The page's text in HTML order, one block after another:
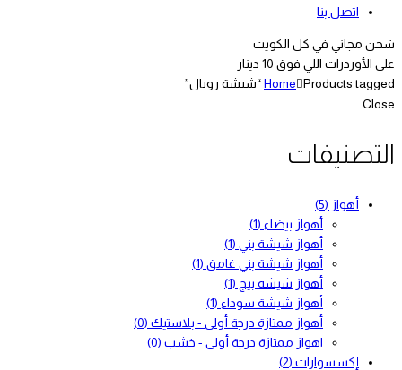
اتصل بنا
شحن مجاني في كل الكويت
على الأوردرات اللي فوق 10 دينار
Home Products tagged “شيشة رويال”
Close
التصنيفات
أهواز (5)
أهواز بيضاء (1)
أهواز شيشة بني (1)
أهواز شيشة بني غامق (1)
أهواز شيشة بيج (1)
أهواز شيشة سوداء (1)
أهواز ممتازة درجة أولى - بلاستيك (0)
اهواز ممتازة درجة أولى - خشب (0)
إكسسوارات (2)